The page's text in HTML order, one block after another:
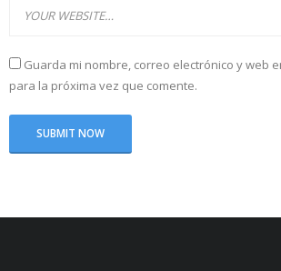
Guarda mi nombre, correo electrónico y web
para la próxima vez que comente.